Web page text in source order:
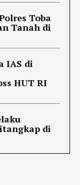
Toba
Tanah di
IAS di
HUT RI
di